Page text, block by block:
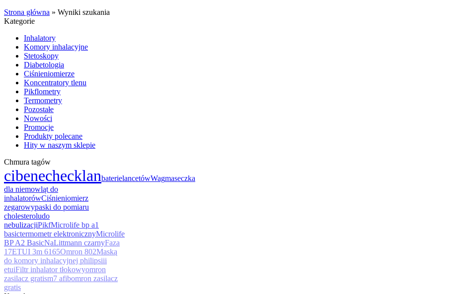
Strona główna » Wyniki szukania
Kategorie
Inhalatory
Komory inhalacyjne
Stetoskopy
Diabetologia
Ciśnieniomierze
Koncentratory tlenu
Pikflometry
Termometry
Pozostałe
Nowości
Promocje
Produkty polecane
Hity w naszym sklepie
Chmura tagów
cibenechecklanbaterielancetówWagmaseczka
dla niemowląt do
inhalatorówCiśnieniomierz
zegarowypaski do pomiaru
cholesteroludo
nebulizacjiPikfMicrolife bp a1
basictermometr elektronicznyMicrolife
BP A2 BasicNaLittmann czarnyFaza
17ETUI 3m 6165Omron 802Maską
do komory inhalacyjnej philipsiii
etuiFiltr inhalator tłokowyomron
zasilacz gratism7 afibomron zasilacz
gratis